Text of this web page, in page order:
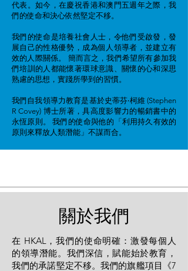
代表。如今，在慶祝香港和澳門五週年之際，我
們的使命和決心依然堅定不移。
我們的使命是培養社會人士，令他們受啟發，發
展自己的性格優勢，成為個人領導者，並建立有
效的人際關係。 簡而言之，我們希望所有參加我
們培訓的人都能懷著環球意識、關懷的心和深思
熟慮的思想，實踐所學到的習慣。
我們自我領導力教育是基於史蒂芬‧柯維 (Stephen
R Covey) 博士所著，具高度影響力的暢銷書中的
永恆原則。 我們的使命與他的「利用持久有效的
原則來釋放人類潛能」不謀而合。
關於我們
在 HKAL，我們的使命明確：激發每個人
的領導潛能。我們深信，賦能始於教育，
我們的承諾堅定不移。我們的旗艦項目《7